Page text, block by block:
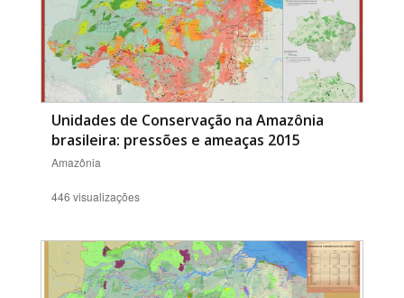
Unidades de Conservação na Amazônia
brasileira: pressões e ameaças 2015
Amazônia
446 visualizações